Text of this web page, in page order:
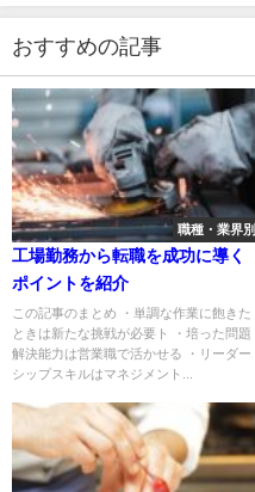
おすすめの記事
職種・業界別
工場勤務から転職を成功に導く
ポイントを紹介
この記事のまとめ ・単調な作業に飽きた
ときは新たな挑戦が必要ト ・培った問題
解決能力は営業職で活かせる ・リーダー
シップスキルはマネジメント...